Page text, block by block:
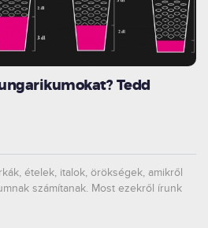
Tedd
ételek, italok, örökségek, amikről
számítanak. Most ezekről írunk